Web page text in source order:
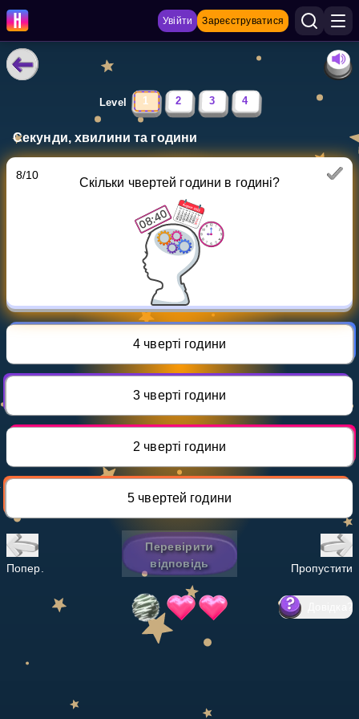
Увійти Зареєструватися
НАВЧАЛЬНІ МАТЕРІАЛИ
Curriculum
Multiplication Master
Показати більше
Invite a Friend
Select curriculum
Level 1 2 3 4
Секунди, хвилини та години
8/10
Скільки чвертей години в годині?
4 чверті години
3 чверті години
2 чверті години
5 чвертей години
Попер.
Перевірити
відповідь
Пропустити
?